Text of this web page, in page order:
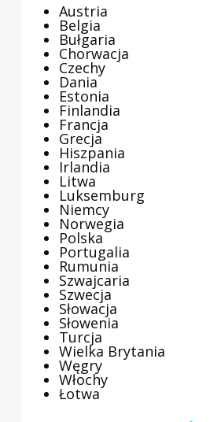
Austria
Belgia
Bułgaria
Chorwacja
Czechy
Dania
Estonia
Finlandia
Francja
Grecja
Hiszpania
Irlandia
Litwa
Luksemburg
Niemcy
Norwegia
Polska
Portugalia
Rumunia
Szwajcaria
Szwecja
Słowacja
Słowenia
Turcja
Wielka Brytania
Węgry
Włochy
Łotwa